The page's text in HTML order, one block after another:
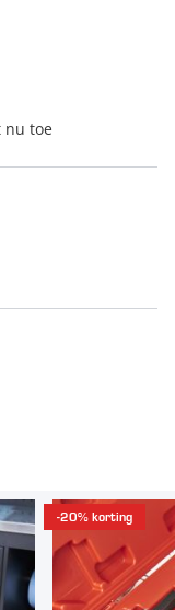
nu toe
pagina
-20% korting